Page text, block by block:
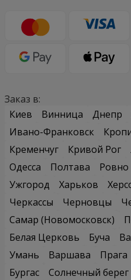
Заказ в:
Киев
Винница Днепр
Ивано-Франковск
Кременчуг
Кривой Рог
Одесса
Полтава Ровно
Ужгород
Харьков
Черкассы
Черновцы
Самар (Новомосковск)
Белая Церковь
Буча
Умань
Варшава Прага
Бургас
Солнечный берег